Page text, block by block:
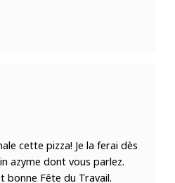
cette pizza! Je la ferai dès
azyme dont vous parlez.
bonne Fête du Travail.